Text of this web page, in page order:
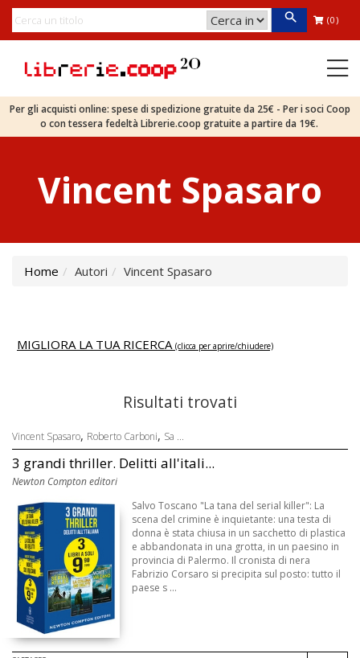
(0)
Per gli acquisti online: spese di spedizione gratuite da 25€ - Per i soci Coop
o con tessera fedeltà Librerie.coop gratuite a partire da 19€.
Vincent Spasaro
Home Autori Vincent Spasaro
MIGLIORA LA TUA RICERCA (clicca per aprire/chiudere)
Risultati trovati
Vincent Spasaro, Roberto Carboni, Sa ...
3 grandi thriller. Delitti all'itali...
Newton Compton editori
Salvo Toscano "La tana del serial killer": La
scena del crimine è inquietante: una testa di
donna è stata chiusa in un sacchetto di plastica
e abbandonata in una grotta, in un paesino in
provincia di Palermo. Il cronista di nera
Fabrizio Corsaro si precipita sul posto: tutto il
paese s ...